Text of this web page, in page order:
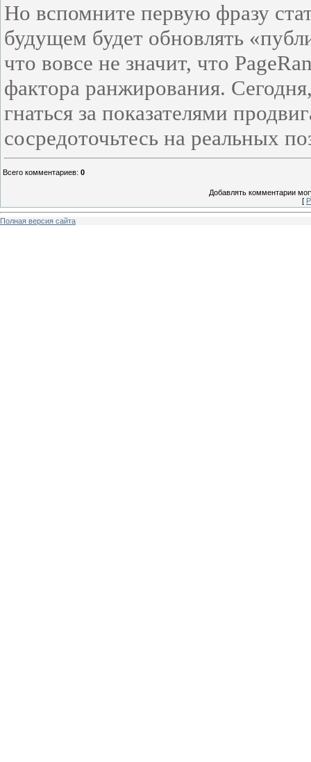
Но вспомните первую фразу
будущем будет обновлять
что вовсе не значит, что
фактора ранжирования.
гнаться за показателями
сосредоточьтесь на реальных
Всего комментариев: 0
Добавлять комментарии
[
Полная версия сайта